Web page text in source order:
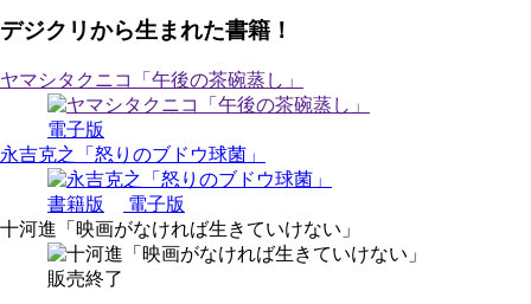
デジクリから生まれた書籍！
ヤマシタクニコ「午後の茶碗蒸し」
電子版
永吉克之「怒りのブドウ球菌」
書籍版
電子版
十河進「映画がなければ生きていけない」
販売終了